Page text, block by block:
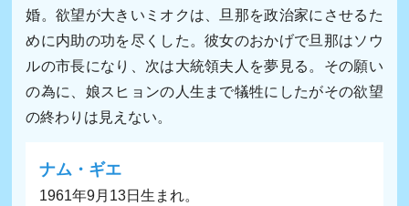
婚。欲望が大きいミオクは、旦那を政治家にさせるた
めに内助の功を尽くした。彼女のおかげで旦那はソウ
ルの市長になり、次は大統領夫人を夢見る。その願い
の為に、娘スヒョンの人生まで犠牲にしたがその欲望
の終わりは見えない。
ナム・ギエ
1961年9月13日生まれ。